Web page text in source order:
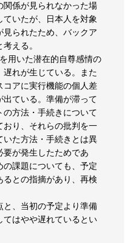
係が見られなかった場
いたが、日本人を対象
見られたため、バックア
える。
用いた潜在的自尊感情の
れが生じている。また
コアに実行機能の個人差
ている。準備が滞って
方法・手続きについて
おり、それらの批判を一
た方法・手続きとは異
要が発生したためであ
課題についても、予定
るとの指摘があり、再検
と、当初の予定より準備
はやや遅れているとい